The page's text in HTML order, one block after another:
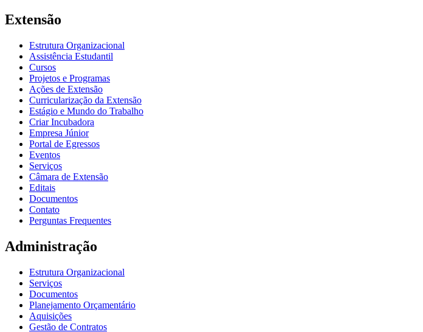
Extensão
Estrutura Organizacional
Assistência Estudantil
Cursos
Projetos e Programas
Ações de Extensão
Curricularização da Extensão
Estágio e Mundo do Trabalho
Criar Incubadora
Empresa Júnior
Portal de Egressos
Eventos
Serviços
Câmara de Extensão
Editais
Documentos
Contato
Perguntas Frequentes
Administração
Estrutura Organizacional
Serviços
Documentos
Planejamento Orçamentário
Aquisições
Gestão de Contratos